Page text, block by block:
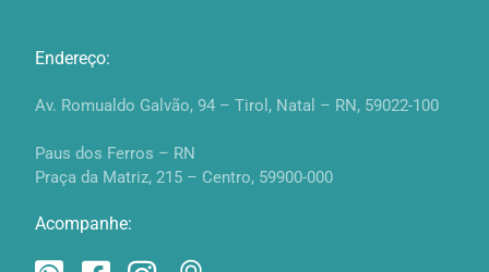
Endereço:
Av. Romualdo Galvão, 94 – Tirol, Natal – RN, 59022-100
Paus dos Ferros – RN
Praça da Matriz, 215 – Centro, 59900-000
Acompanhe: